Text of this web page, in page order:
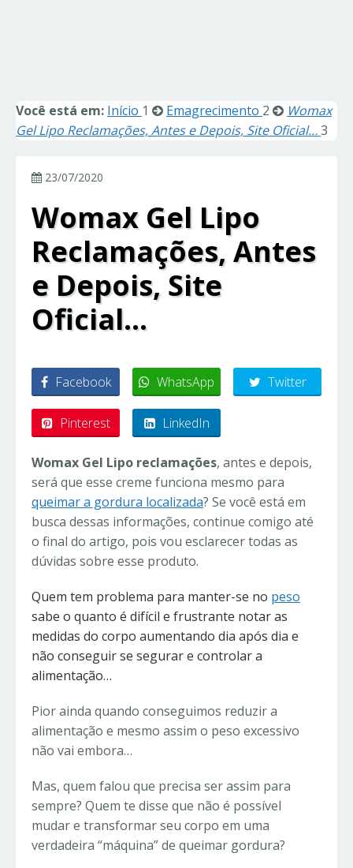
Você está em: Início 1 Emagrecimento 2
Womax
Gel Lipo Reclamações, Antes e Depois, Site Oficial…3
23/07/2020
Womax Gel Lipo
Reclamações, Antes
e Depois, Site
Oficial…
Facebook WhatsApp Twitter
Pinterest LinkedIn
Womax Gel Lipo reclamações, antes e depois,
será que esse creme funciona mesmo para
queimar a gordura localizada? Se você está em
busca dessas informações, continue comigo até
o final do artigo, pois vou esclarecer todas as
dúvidas sobre esse produto.
Quem tem problema para manter-se no peso
sabe o quanto é difícil e frustrante notar as
medidas do corpo aumentando dia após dia e
não conseguir se segurar e controlar a
alimentação…
Pior ainda quando conseguimos reduzir a
alimentação e mesmo assim o peso excessivo
não vai embora…
Mas, quem falou que precisa ser assim para
sempre? Quem te disse que não é possível
mudar e transformar seu corpo em uma
verdadeira “máquina” de queimar gordura?